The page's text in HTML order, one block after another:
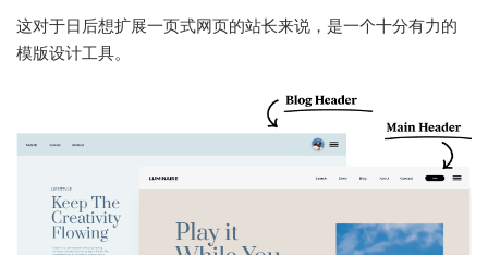
这对于日后想扩展一页式网页的站长来说，是一个十分有力的
模版设计工具。